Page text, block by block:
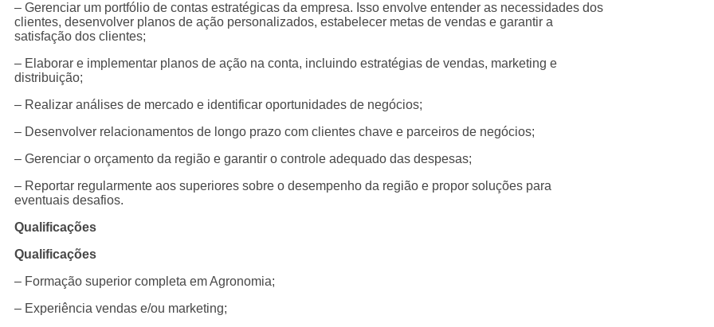
– Gerenciar um portfólio de contas estratégicas da empresa. Isso envolve entender as necessidades dos
clientes, desenvolver planos de ação personalizados, estabelecer metas de vendas e garantir a
satisfação dos clientes;
– Elaborar e implementar planos de ação na conta, incluindo estratégias de vendas, marketing e
distribuição;
– Realizar análises de mercado e identificar oportunidades de negócios;
– Desenvolver relacionamentos de longo prazo com clientes chave e parceiros de negócios;
– Gerenciar o orçamento da região e garantir o controle adequado das despesas;
– Reportar regularmente aos superiores sobre o desempenho da região e propor soluções para
eventuais desafios.
Qualificações
Qualificações
– Formação superior completa em Agronomia;
– Experiência vendas e/ou marketing;